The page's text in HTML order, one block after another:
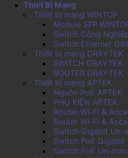
Thiết Bị Mạng
Thiết bị mạng WINTOP
Module SFP
Switch Công
Switch Ethernet
Thiết bị mạng DRAYTEK
SWITCH DRAYTEK
ROUTER DRAYTEK
Thiết bị mạng APTEK
Nguồn PoE APTEK
PHỤ KIỆN APTEK
Router Wi-Fi &
Router Wi-Fi &
Switch Gigabit Un-
Switch PoE Gigabit
Switch PoE Un-